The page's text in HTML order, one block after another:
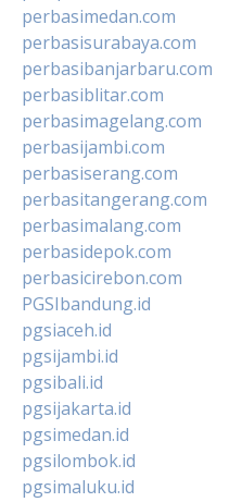
perbasimedan.com
perbasisurabaya.com
perbasibanjarbaru.com
perbasiblitar.com
perbasimagelang.com
perbasijambi.com
perbasiserang.com
perbasitangerang.com
perbasimalang.com
perbasidepok.com
perbasicirebon.com
PGSIbandung.id
pgsiaceh.id
pgsijambi.id
pgsibali.id
pgsijakarta.id
pgsimedan.id
pgsilombok.id
pgsimaluku.id